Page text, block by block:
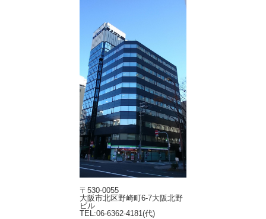
〒530-0055
大阪市北区野崎町6-7大阪北野
ビル
TEL:06-6362-4181(代)